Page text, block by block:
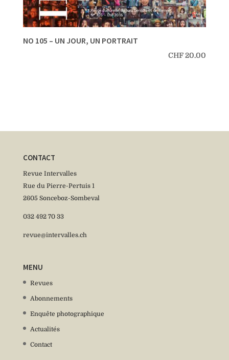
NO 105 – UN JOUR, UN PORTRAIT
CHF20.00
CONTACT
Revue Intervalles
Rue du Pierre-Pertuis 1
2605 Sonceboz-Sombeval
032 492 70 33
revue@intervalles.ch
MENU
Revues
Abonnements
Enquête photographique
Actualités
Contact